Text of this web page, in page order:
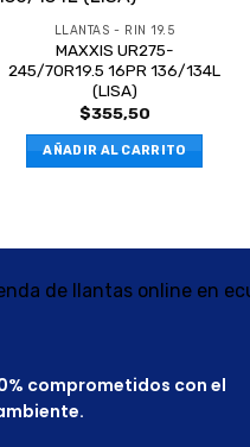
LLANTAS - RIN 19.5
MAXXIS UR275-
245/70R19.5 16PR 136/134L
(LISA)
$355,50
AÑADIR AL CARRITO
comprometidos con el